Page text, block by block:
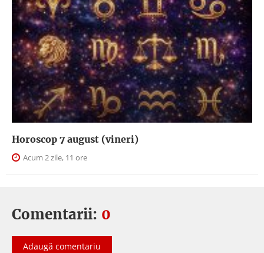
Horoscop 7 august (vineri)
Acum 2 zile, 11 ore
Comentarii: 0
Adaugă comentariu